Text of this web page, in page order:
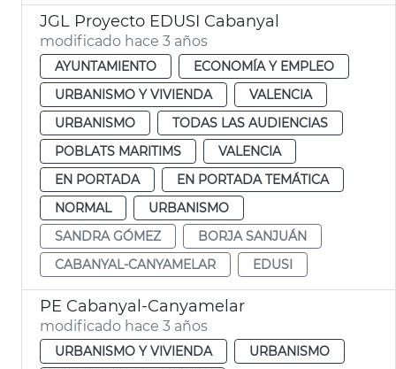
JGL Proyecto EDUSI Cabanyal
modificado hace 3 años
AYUNTAMIENTO
ECONOMÍA Y EMPLEO
URBANISMO Y VIVIENDA
VALENCIA
URBANISMO
TODAS LAS AUDIENCIAS
POBLATS MARITIMS
VALENCIA
EN PORTADA
EN PORTADA TEMÁTICA
NORMAL
URBANISMO
SANDRA GÓMEZ
BORJA SANJUÁN
CABANYAL-CANYAMELAR
EDUSI
PE Cabanyal-Canyamelar
modificado hace 3 años
URBANISMO Y VIVIENDA
URBANISMO